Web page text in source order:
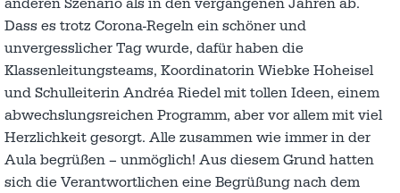
anderen Szenario als in den vergangenen Jahren ab.
Dass es trotz Corona-Regeln ein schöner und
unvergesslicher Tag wurde, dafür haben die
Klassenleitungsteams, Koordinatorin Wiebke Hoheisel
und Schulleiterin Andréa Riedel mit tollen Ideen, einem
abwechslungsreichen Programm, aber vor allem mit viel
Herzlichkeit gesorgt. Alle zusammen wie immer in der
Aula begrüßen – unmöglich! Aus diesem Grund hatten
sich die Verantwortlichen eine Begrüßung nach dem